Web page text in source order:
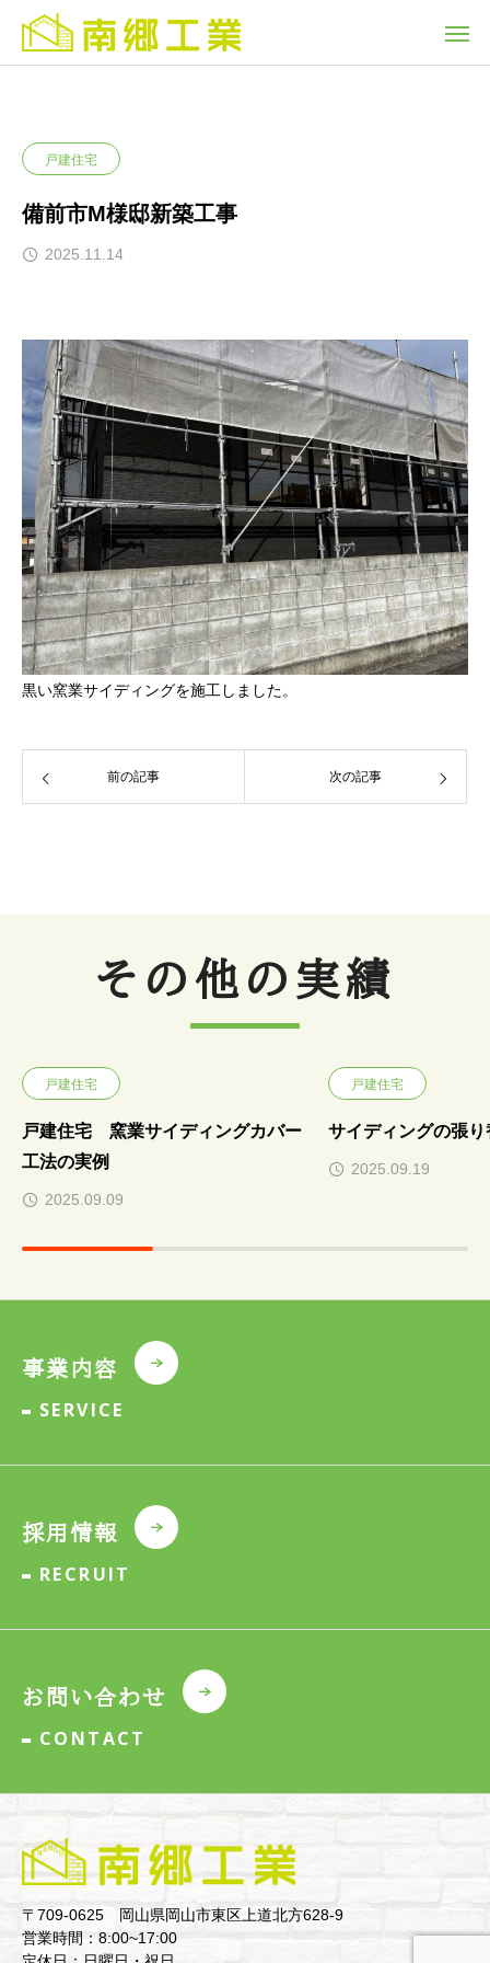
戸建住宅
備前市M様邸新築工事
2025.11.14
黒い窯業サイディングを施工しました。
前の記事 次の記事
その他の実績
戸建住宅
戸建住宅 窯業サイディングカバー
工法の実例
2025.09.09
戸建住宅
サイディングの張り
2025.09.19
事業内容
SERVICE
採用情報
RECRUIT
お問い合わせ
CONTACT
〒709-0625 岡山県岡山市東区上道北方628-9
営業時間：8:00~17:00